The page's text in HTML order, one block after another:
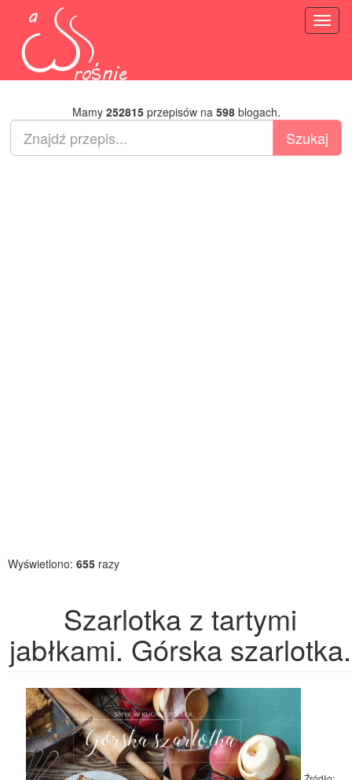
Mamy 252815przepisów na 598blogach.
Wyświetlono: 655 razy
Szarlotka z tartymi
jabłkami. Górska szarlotka.